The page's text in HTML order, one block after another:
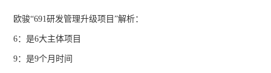
欧骏“691研发管理升级项目”解析：
6：是6大主体项目
9：是9个月时间